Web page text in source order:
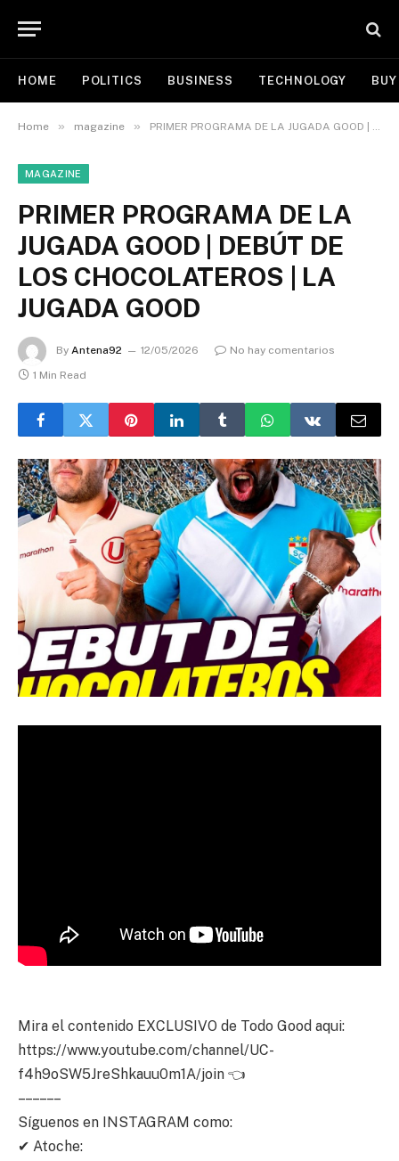
HOME POLITICS BUSINESS TECHNOLOGY
Home » magazine » PRIMER PROGRAMA DE LA JUGADA GOOD | DEBÚT DE LOS CHOCOLATEROS | LA JUGADA GOOD
MAGAZINE
PRIMER PROGRAMA DE LA
JUGADA GOOD | DEBÚT DE
LOS CHOCOLATEROS | LA
JUGADA GOOD
By Antena92 12/05/2026
No hay comentarios
1 Min Read
Mira el contenido EXCLUSIVO de Todo Good aqui:
https://www.youtube.com/channel/UC-
f4h9oSW5JreShkauu0m1A/join 👈
– – – – – –
Síguenos en INSTAGRAM como:
✔ Atoche: